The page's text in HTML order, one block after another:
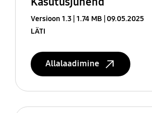
Versioon 1.3 1.74 MB
09.05.2025
LÄTI
Allalaadimine